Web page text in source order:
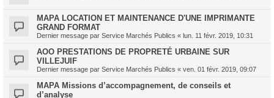
MAPA LOCATION ET MAINTENANCE D'UNE IMPRIMANTE
GRAND FORMAT
Dernier message par Service Marchés Publics « lun. 11 févr. 2019, 10:31
AOO PRESTATIONS DE PROPRETÉ URBAINE SUR
VILLEJUIF
Dernier message par Service Marchés Publics « ven. 01 févr. 2019, 09:07
MAPA Missions d’accompagnement, de conseils et
d’analyse